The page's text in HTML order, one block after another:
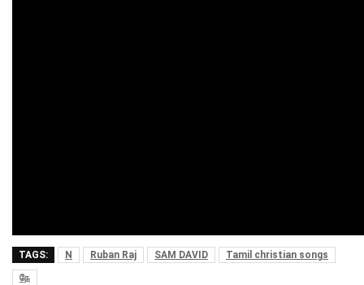
TAGS: N Ruban Raj SAM DAVID
Tamil christian songs
நே